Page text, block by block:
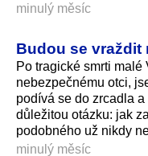
minulý měsíc
Budou se vraždit
Po tragické smrti malé
nebezpečnému otci,
podívá se do zrcadla
důležitou otázku: jak
podobného už nikdy
minulý měsíc